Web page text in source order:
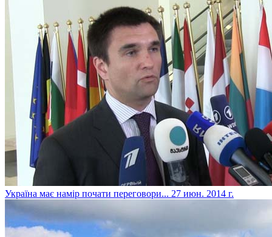
Україна має намір почати переговори... 27 июн. 2014 г.